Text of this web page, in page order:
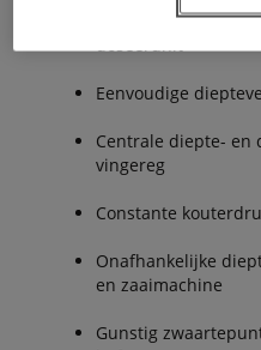
Toegankelijke
doseerunit
Eenvoudige
Centrale diepte- en
vingereg
Constante
Onafhankelijke
en zaaimachine
Gunstig